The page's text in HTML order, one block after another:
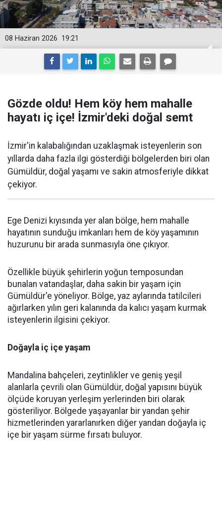
19:21
08 Haziran 2026
Gözde oldu! Hem köy hem mahalle
hayatı iç içe! İzmir'deki doğal semt
İzmir'in kalabalığından uzaklaşmak isteyenlerin son
yıllarda daha fazla ilgi gösterdiği bölgelerden biri olan
Gümüldür, doğal yaşamı ve sakin atmosferiyle dikkat
çekiyor.
Ege Denizi kıyısında yer alan bölge, hem mahalle
hayatının sunduğu imkanları hem de köy yaşamının
huzurunu bir arada sunmasıyla öne çıkıyor.
Özellikle büyük şehirlerin yoğun temposundan
bunalan vatandaşlar, daha sakin bir yaşam için
Gümüldür'e yöneliyor. Bölge, yaz aylarında tatilcileri
ağırlarken yılın geri kalanında da kalıcı yaşam kurmak
isteyenlerin ilgisini çekiyor.
Doğayla iç içe yaşam
Mandalina bahçeleri, zeytinlikler ve geniş yeşil
alanlarla çevrili olan Gümüldür, doğal yapısını büyük
ölçüde koruyan yerleşim yerlerinden biri olarak
gösteriliyor. Bölgede yaşayanlar bir yandan şehir
hizmetlerinden yararlanırken diğer yandan doğayla iç
içe bir yaşam sürme fırsatı buluyor.